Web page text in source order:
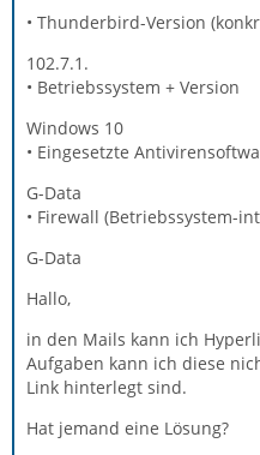
• Thunderbird-Version
102.7.1.
• Betriebssystem + Version
Windows 10
• Eingesetzte
G-Data
• Firewall (Betriebssystem-
G-Data
Hallo,
in den Mails kann ich
Aufgaben kann ich diese
Link hinterlegt sind.
Hat jemand eine Lösung?